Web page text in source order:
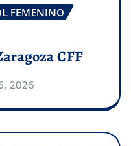
FEMENINO
CFF
2026